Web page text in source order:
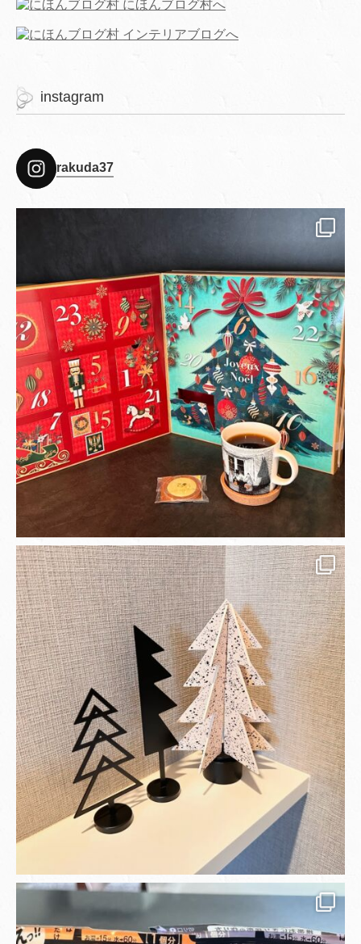
instagram
rakuda37